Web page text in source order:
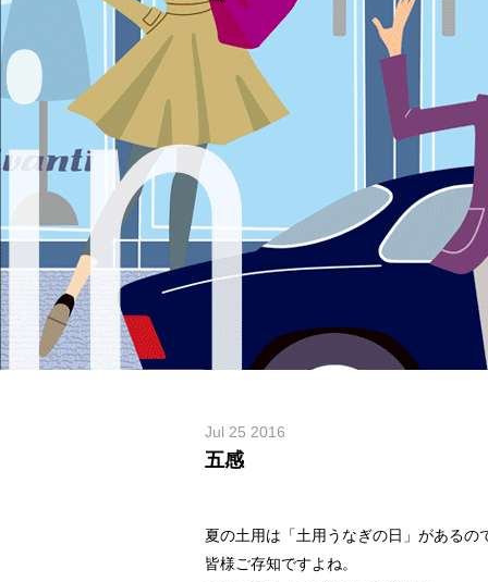
Jul 25 2016
五感
夏の土用は「土用うなぎの日」があるの
皆様ご存知ですよね。